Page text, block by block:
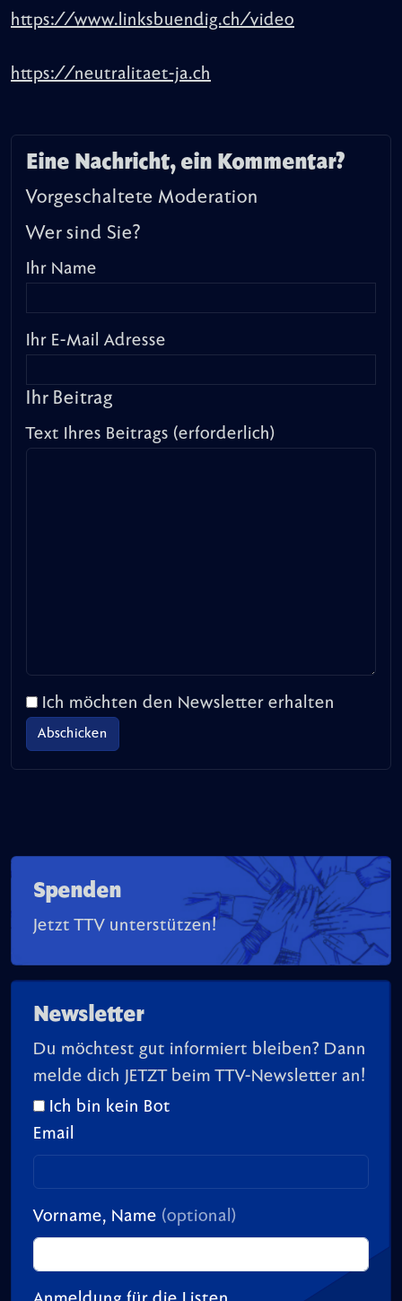
https://www.linksbuendig.ch/video
https://neutralitaet-ja.ch
Eine Nachricht, ein Kommentar?
Vorgeschaltete Moderation
Wer sind Sie?
Ihr Name
Ihr E-Mail Adresse
Ihr Beitrag
Text Ihres Beitrags (erforderlich)
Ich möchten den Newsletter erhalten
Spenden
Jetzt TTV unterstützen!
Newsletter
Du möchtest gut informiert bleiben? Dann
melde dich JETZT beim TTV-Newsletter an!
Ich bin kein Bot
Email
Vorname, Name (optional)